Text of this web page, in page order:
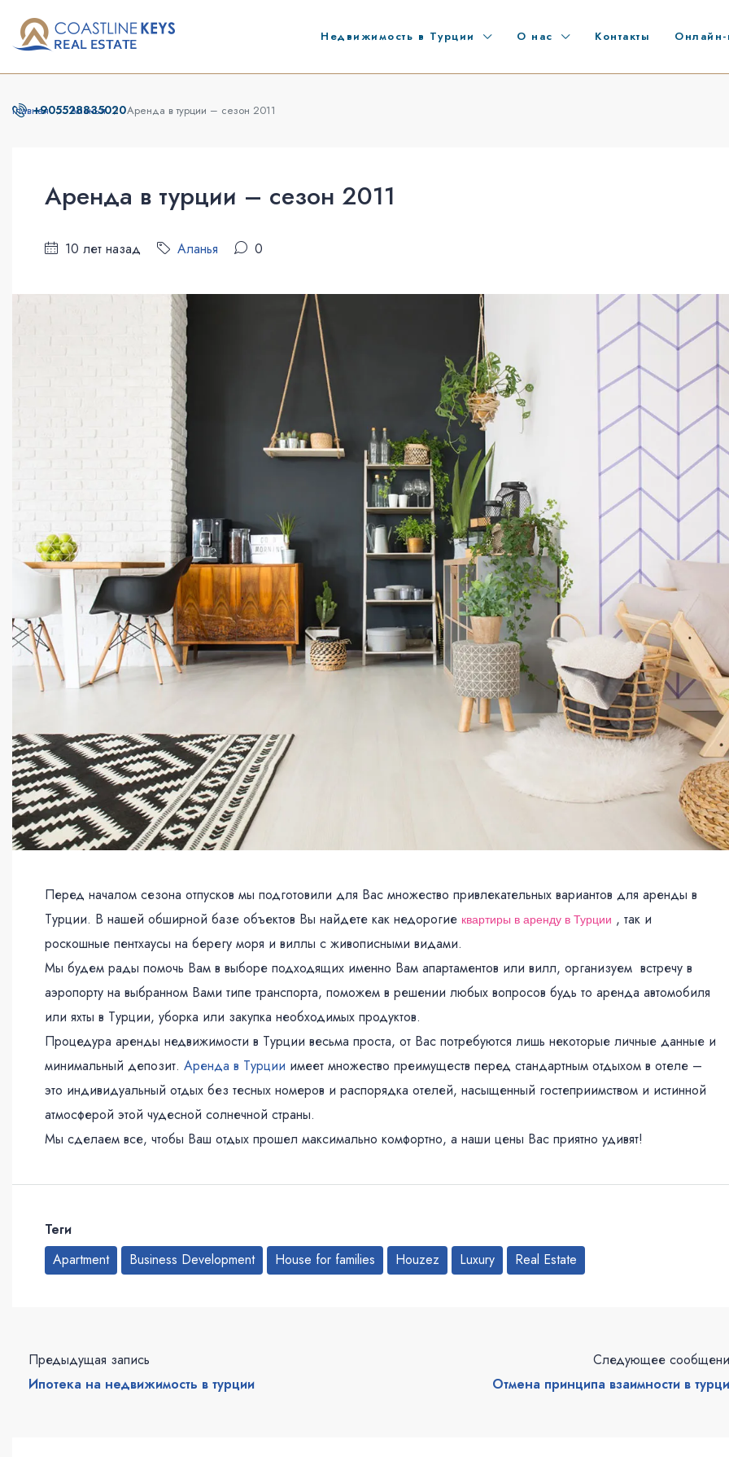
Недвижимость в Турции О нас Контакты Онлайн-
+905528835020
Главная Аланья Аренда в турции – сезон 2011
Аренда в турции – сезон 2011
10 лет назад Аланья 0
Перед началом сезона отпусков мы подготовили для Вас множество привлекательных вариантов для аренды в
Турции. В нашей обширной базе объектов Вы найдете как недорогие квартиры в аренду в Турции , так и
роскошные пентхаусы на берегу моря и виллы с живописными видами.
Мы будем рады помочь Вам в выборе подходящих именно Вам апартаментов или вилл, организуем встречу в
аэропорту на выбранном Вами типе транспорта, поможем в решении любых вопросов будь то аренда автомобиля
или яхты в Турции, уборка или закупка необходимых продуктов.
Процедура аренды недвижимости в Турции весьма проста, от Вас потребуются лишь некоторые личные данные и
минимальный депозит. Аренда в Турции имеет множество преимуществ перед стандартным отдыхом в отеле –
это индивидуальный отдых без тесных номеров и распорядка отелей, насыщенный гостеприимством и истинной
атмосферой этой чудесной солнечной страны.
Мы сделаем все, чтобы Ваш отдых прошел максимально комфортно, а наши цены Вас приятно удивят!
Теги
Apartment
Business Development House for families Houzez Luxury Real Estate
Предыдущая запись
Ипотека на недвижимость в турции
Следующее
Отмена принципа взаимности в